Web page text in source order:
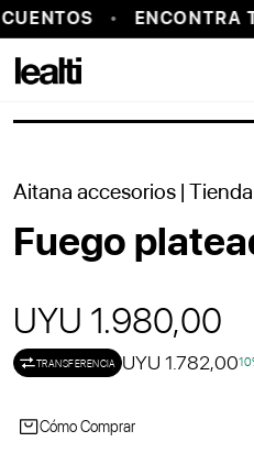
ENCONTRA
PROBADOR VIRTUAL
Aitana accesorios |
Fuego
UYU 1.980,00
TRANSFERENCIA UYU 1.782,0010
Cómo Comprar